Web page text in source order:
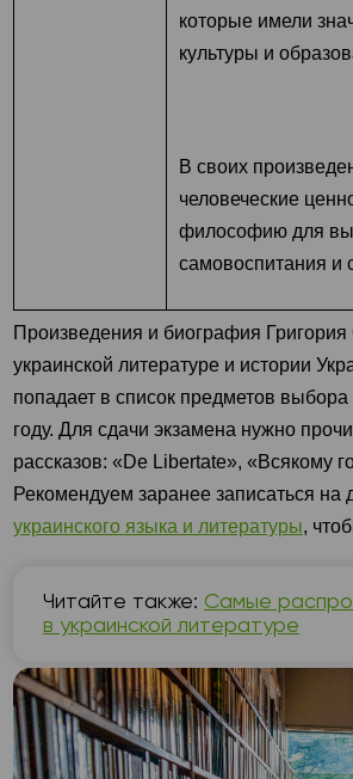
которые имели
культуры и
В своих
человеческие
философию для
самовоспитания и
Произведения и биография
украинской литературе и истории
попадает в список предметов
году. Для сдачи экзамена нужно
рассказов: «Dе Libertate», «Всякому
Рекомендуем заранее записаться на
украинского языка и литературы,
Читайте также: Самые
в украинской литературе